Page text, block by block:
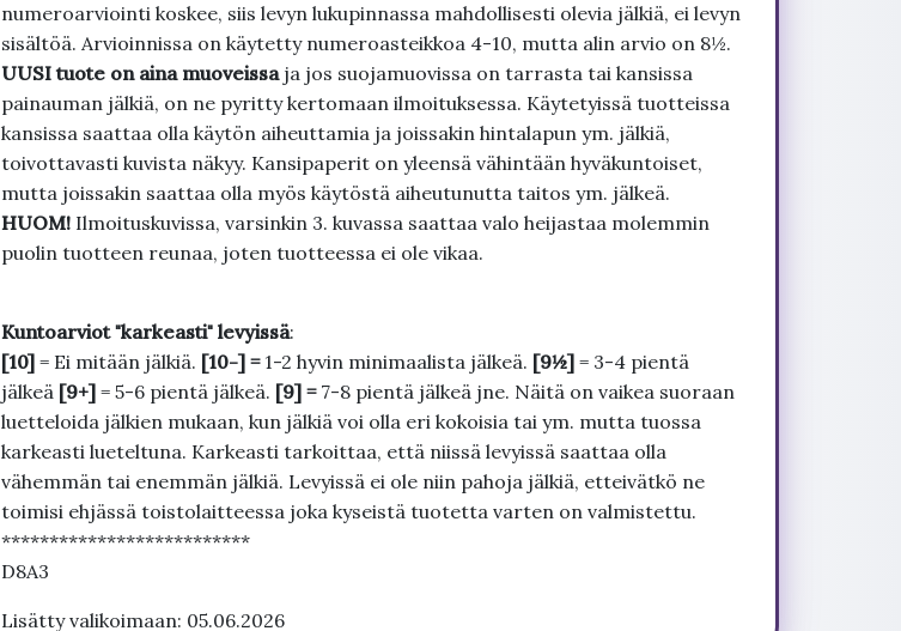
numeroarviointi koskee, siis levyn lukupinnassa mahdollisesti olevia jälkiä, ei levyn
sisältöä. Arvioinnissa on käytetty numeroasteikkoa 4-10, mutta alin arvio on 8½.
UUSI tuote on aina muoveissa ja jos suojamuovissa on tarrasta tai kansissa
painauman jälkiä, on ne pyritty kertomaan ilmoituksessa. Käytetyissä tuotteissa
kansissa saattaa olla käytön aiheuttamia ja joissakin hintalapun ym. jälkiä,
toivottavasti kuvista näkyy. Kansipaperit on yleensä vähintään hyväkuntoiset,
mutta joissakin saattaa olla myös käytöstä aiheutunutta taitos ym. jälkeä.
HUOM!Ilmoituskuvissa, varsinkin 3. kuvassa saattaa valo heijastaa molemmin
puolin tuotteen reunaa, joten tuotteessa ei ole vikaa.
Kuntoarviot "karkeasti" levyissä:
[10]= Ei mitään jälkiä. [10-] = 1-2 hyvin minimaalista jälkeä. [9½]= 3-4 pientä
jälkeä [9+]= 5-6 pientä jälkeä. [9] = 7-8 pientä jälkeä jne. Näitä on vaikea suoraan
luetteloida jälkien mukaan, kun jälkiä voi olla eri kokoisia tai ym. mutta tuossa
karkeasti lueteltuna. Karkeasti tarkoittaa, että niissä levyissä saattaa olla
vähemmän tai enemmän jälkiä. Levyissä ei ole niin pahoja jälkiä, etteivätkö ne
toimisi ehjässä toistolaitteessa joka kyseistä tuotetta varten on valmistettu.
**************************
D8A3
Lisätty valikoimaan: 05.06.2026